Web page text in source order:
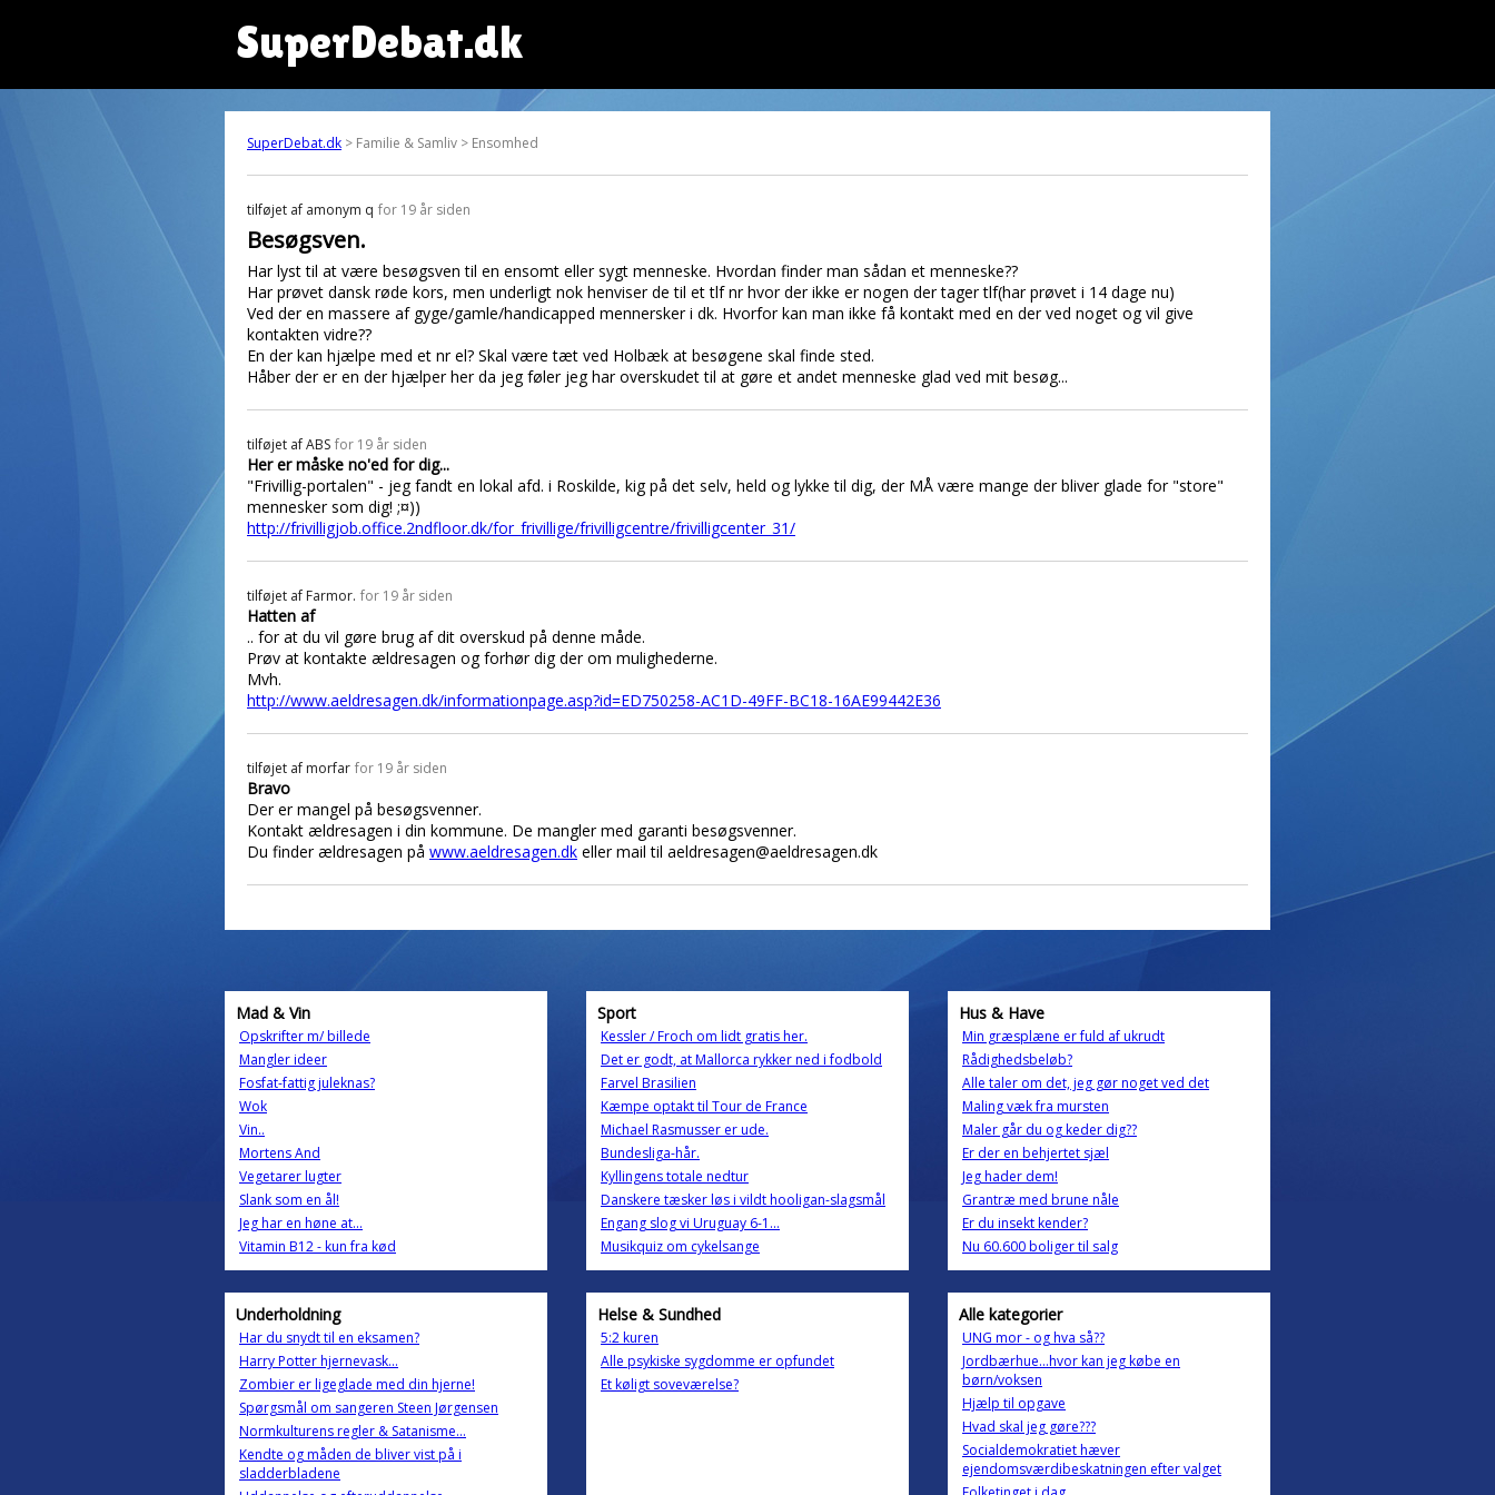
SuperDebat.dk
SuperDebat.dk > Familie & Samliv > Ensomhed
tilføjet af amonym q for 19 år siden
Besøgsven.
Har lyst til at være besøgsven til en ensomt eller sygt menneske. Hvordan finder man sådan et menneske??
Har prøvet dansk røde kors, men underligt nok henviser de til et tlf nr hvor der ikke er nogen der tager tlf(har prøvet i 14 dage nu)
Ved der en massere af gyge/gamle/handicapped mennersker i dk. Hvorfor kan man ikke få kontakt med en der ved noget og vil give
kontakten vidre??
En der kan hjælpe med et nr el? Skal være tæt ved Holbæk at besøgene skal finde sted.
Håber der er en der hjælper her da jeg føler jeg har overskudet til at gøre et andet menneske glad ved mit besøg...
tilføjet afABS for 19 år siden
Her er måske no'ed for dig...
"Frivillig-portalen" - jeg fandt en lokal afd. i Roskilde, kig på det selv, held og lykke til dig, der MÅ være mange der bliver glade for "store"
mennesker som dig! ;¤))
http://frivilligjob.office.2ndfloor.dk/for_frivillige/frivilligcentre/frivilligcenter_31/
tilføjet af Farmor. for 19 år siden
Hatten af
.. for at du vil gøre brug af dit overskud på denne måde.
Prøv at kontakte ældresagen og forhør dig der om mulighederne.
Mvh.
http://www.aeldresagen.dk/informationpage.asp?id=ED750258-AC1D-49FF-BC18-16AE99442E36
tilføjet af morfar for 19 år siden
Bravo
Der er mangel på besøgsvenner.
Kontakt ældresagen i din kommune. De mangler med garanti besøgsvenner.
Du finder ældresagen på www.aeldresagen.dk eller mail til aeldresagen@aeldresagen.dk
Mad & Vin
Opskrifter m/ billede
Mangler ideer
Fosfat-fattig juleknas?
Wok
Vin..
Mortens And
Vegetarer lugter
Slank som en ål!
Jeg har en høne at...
Vitamin B12 - kun fra kød
Sport
Kessler / Froch om lidt gratis her.
Det er godt, at Mallorca rykker ned i fodbold
Farvel Brasilien
Kæmpe optakt til Tour de France
Michael Rasmusser er ude.
Bundesliga-hår.
Kyllingens totale nedtur
Danskere tæsker løs i vildt hooligan-slagsmål
Engang slog vi Uruguay 6-1...
Musikquiz om cykelsange
Hus & Have
Min græsplæne er fuld af ukrudt
Rådighedsbeløb?
Alle taler om det, jeg gør noget ved det
Maling væk fra mursten
Maler går du og keder dig??
Er der en behjertet sjæl
Jeg hader dem!
Grantræ med brune nåle
Er du insekt kender?
Nu 60.600 boliger til salg
Underholdning
Har du snydt til en eksamen?
Harry Potter hjernevask...
Zombier er ligeglade med din hjerne!
Spørgsmål om sangeren Steen Jørgensen
Normkulturens regler & Satanisme...
Kendte og måden de bliver vist på i
sladderbladene
Helse & Sundhed
5:2 kuren
Alle psykiske sygdomme er opfundet
Et køligt soveværelse?
Alle kategorier
UNG mor - og hva så??
Jordbærhue...hvor kan jeg købe en
børn/voksen
Hjælp til opgave
Hvad skal jeg gøre???
Socialdemokratiet hæver
ejendomsværdibeskatningen efter valget